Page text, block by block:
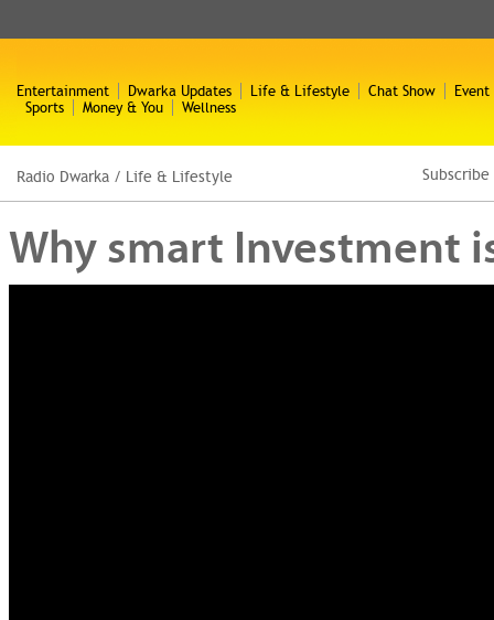
Entertainment Dwarka Updates Life & Lifestyle Chat Show
Event
Sports
Money & You Wellness
Radio Dwarka / Life & Lifestyle
Why smart Investment